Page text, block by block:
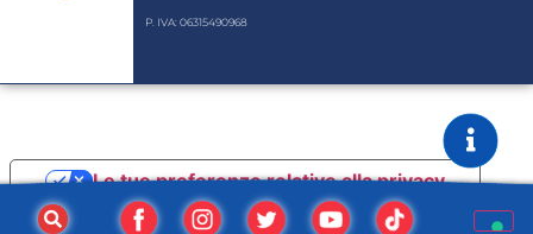
P. IVA: 06315490968
Informativa sulla raccolta
Le tue preferenze relative alla privacy